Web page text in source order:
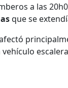
a las
que se
vehículo